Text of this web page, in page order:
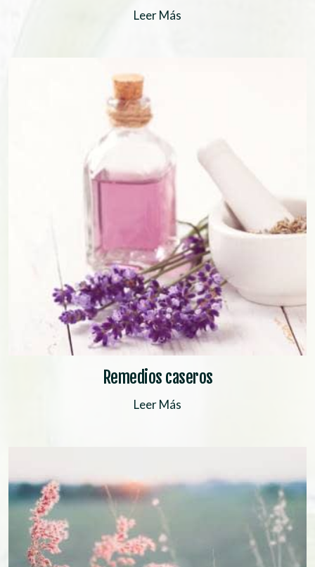
Leer Más
Remedios caseros
Leer Más